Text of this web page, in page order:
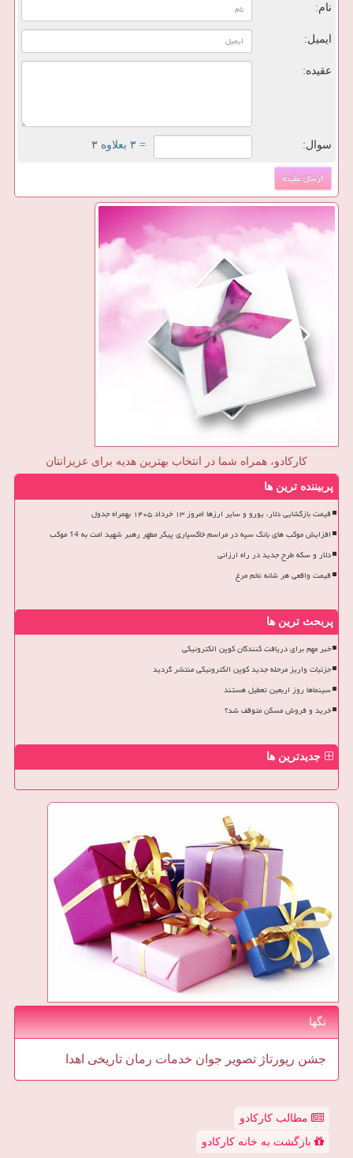
نام:
ایمیل:
عقیده:
سوال: = ۳ بعلاوه ۳
کارکادو، همراه شما در انتخاب بهترین هدیه برای عزیزانتان
پربیننده ترین ها
قیمت بازگشایی دلار، یورو و سایر ارزها امروز ۱۳ خرداد ۱۴۰۵ بهمراه جدول
افزایش موکب های بانک سپه در مراسم خاکسپاری پیکر مطهر رهبر شهید امت به 14 موکب
دلار و سکه طرح جدید در راه ارزانی
قیمت واقعی هر شانه تخم مرغ
پربحث ترین ها
خبر مهم برای دریافت کنندگان کوپن الکترونیکی
جزئیات واریز مرحله جدید کوپن الکترونیکی منتشر گردید
سینماها روز اربعین تعطیل هستند
خرید و فروش مسکن متوقف شد؟
جدیدترین ها
تگها
جشن رپورتاژ تصویر جوان خدمات رمان تاریخی اهدا
مطالب کارکادو
بازگشت به خانه کارکادو